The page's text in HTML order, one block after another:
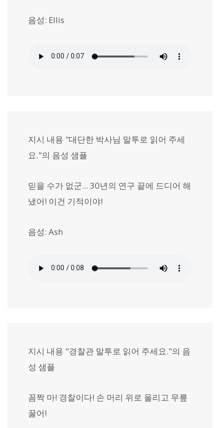
음성: Ellis
지시 내용 "대단한 박사님 말투로 읽어 주세
요."의 음성 샘플
믿을 수가 없군... 30년의 연구 끝에 드디어 해
냈어! 이건 기적이야!
음성: Ash
지시 내용 "경찰관 말투로 읽어 주세요."의 음
성 샘플
꼼짝 마! 경찰이다! 손 머리 위로 올리고 무릎
꿇어!